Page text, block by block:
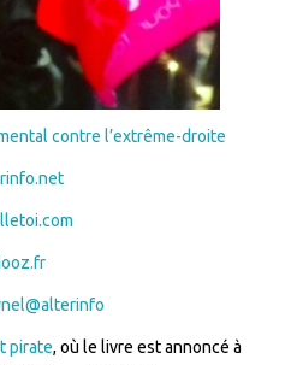
contre l’extrême-droite
pirate, où le livre est annoncé à